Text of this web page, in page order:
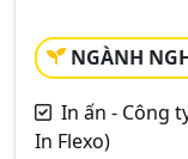
NGÀNH
In ấn - Công
In Flexo)